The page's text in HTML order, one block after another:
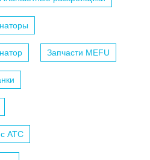
Запчасти MEFU
c АТС